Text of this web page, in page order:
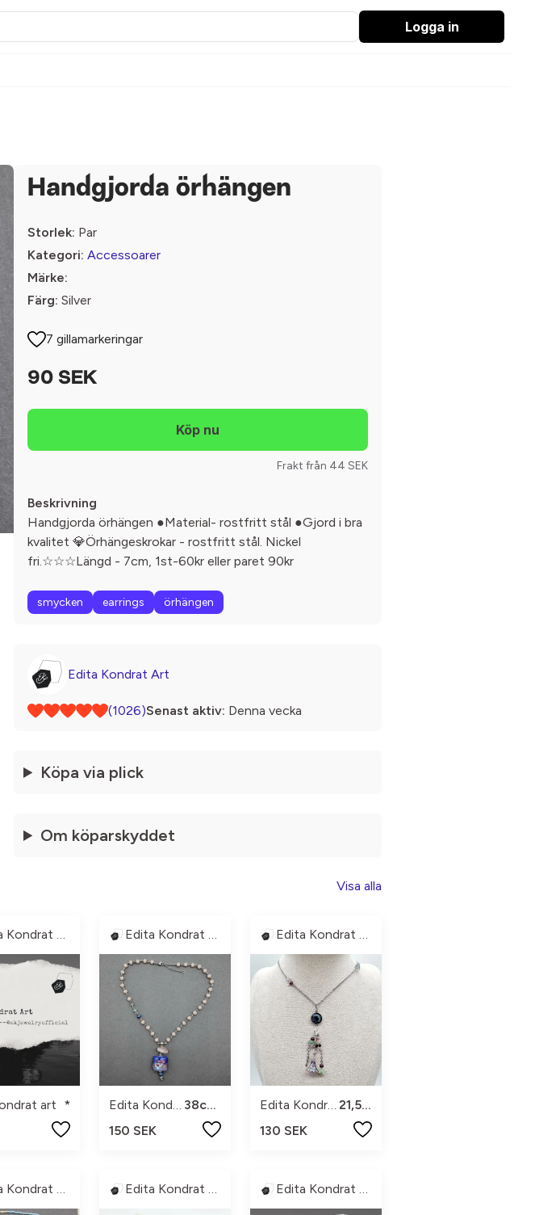
Logga in
Handgjorda örhängen
Storlek: Par
Kategori: Accessoarer
Märke:
Färg: Silver
7 gillamarkeringar
90 SEK
Frakt från 44 SEK
Beskrivning
Handgjorda örhängen ●Material- rostfritt stål ●Gjord i bra
kvalitet 💎Örhängeskrokar - rostfritt stål. Nickel
fri.☆☆☆Längd - 7cm, 1st-60kr eller paret 90kr
smycken earrings örhängen
Edita Kondrat Art
(1026)Senast aktiv: Denna vecka
Köpa via plick
Om köparskyddet
Visa alla
Edita Kondrat Art
art *
Edita Kondrat Art
Edita Kondrat art
38cm+5
150 SEK
Edita Kondrat Art
Edita Kondrat art
21,5cm
130 SEK
Edita Kondrat Art Edita Kondrat Art Edita Kondrat Art